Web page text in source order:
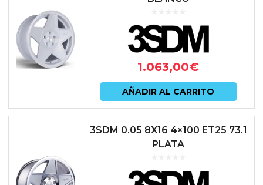
1.063,00€
AÑADIR AL CARRITO
3SDM 0.05 8X16 4×100 ET25 73.1
PLATA